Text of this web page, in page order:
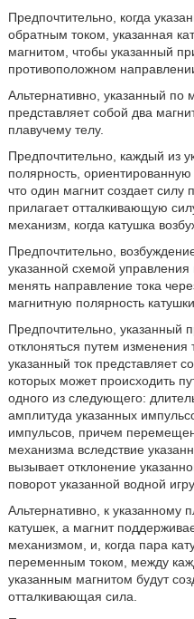
Предпочтительно, когда
обратным током, указанная
магнитом, чтобы указанный
противоположном
Альтернативно, указанный
представляет собой два
плавучему телу.
Предпочтительно, каждый из
полярность, ориентированную
что один магнит создает силу
прилагает отталкивающую
механизм, когда катушка
Предпочтительно,
указанной схемой
менять направление тока
магнитную полярность катушки.
Предпочтительно, указанный
отклоняться путем изменения
указанный ток представляет
которых может происходить
одного из следующего:
амплитуда указанных
импульсов, причем
механизма вследствие
вызывает отклонение
поворот указанной водной
Альтернативно, к указанному
катушек, а магнит
механизмом, и, когда пара
переменным током, между
указанным магнитом будут
отталкивающая сила.